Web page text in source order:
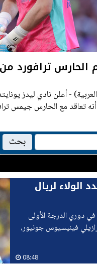
الحارس
- أعلن نادي ليدز
تعاقد مع الحارس جيمس
بحث
لريال
دوري الدرجة الأولى
فينيسيوس جونيور،
08:48